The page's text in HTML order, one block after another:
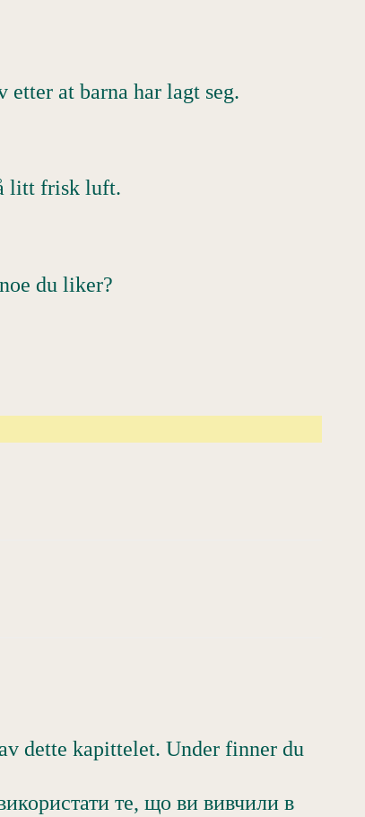
etter at barna har lagt seg.
litt frisk luft.
du liker?
dette kapittelet. Under finner du
те, що ви вивчили в